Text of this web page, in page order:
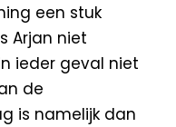
een stuk
Arjan niet
ieder geval niet
de
is namelijk dan